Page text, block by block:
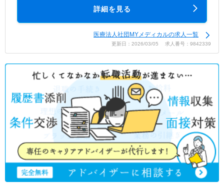
詳細を見る
医療法人社団MYメディカルの求人一覧
更新日：2026/03/05 求人番号：9842339